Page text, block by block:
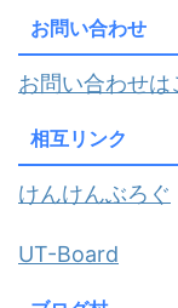
お問い合わせ
お問い合わせは
相互リンク
けんけんぶろぐ
UT-Board